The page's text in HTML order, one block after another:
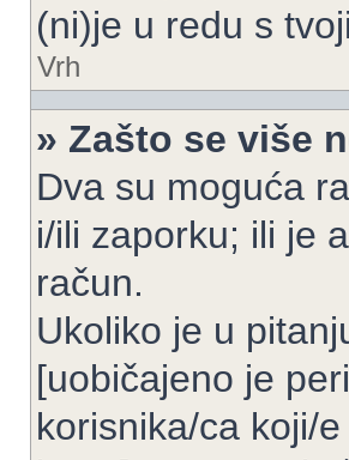
(ni)je u redu s
Vrh
» Zašto se više
Dva su moguća
i/ili zaporku; ili je
račun.
Ukoliko je u
[uobičajeno je
korisnika/ca koji/